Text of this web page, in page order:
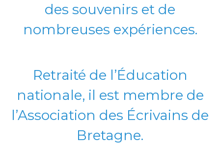
des souvenirs et de
nombreuses expériences.
Retraité de l’Éducation
nationale, il est membre de
l’Association des Écrivains de
Bretagne.